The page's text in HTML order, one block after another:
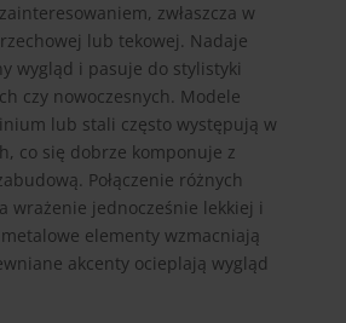
zwłaszcza w
lub tekowej. Nadaje
wygląd i pasuje do stylistyki
czy nowoczesnych. Modele
lub stali często występują w
co się dobrze komponuje z
Połączenie różnych
wrażenie jednocześnie lekkiej i
elementy wzmacniają
akcenty ocieplają wygląd